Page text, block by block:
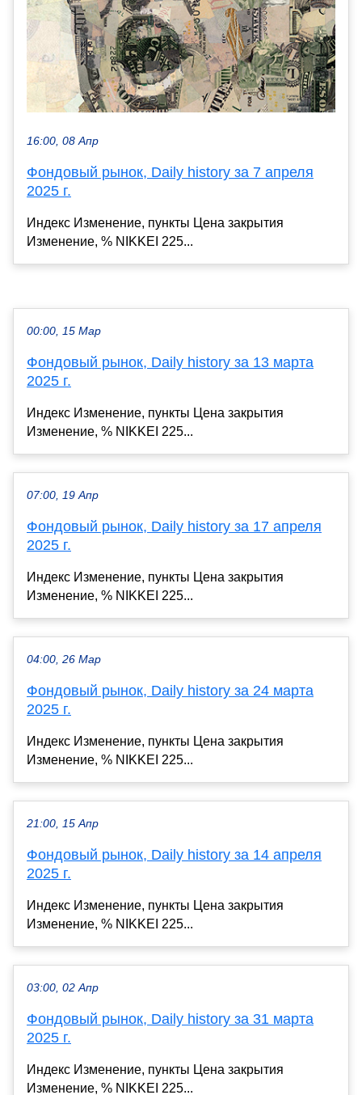
16:00, 08 Апр
Фондовый рынок, Daily history за 7 апреля
2025 г.
Индекс Изменение, пункты Цена закрытия
Изменение, % NIKKEI 225...
00:00, 15 Мар
Фондовый рынок, Daily history за 13 марта
2025 г.
Индекс Изменение, пункты Цена закрытия
Изменение, % NIKKEI 225...
07:00, 19 Апр
Фондовый рынок, Daily history за 17 апреля
2025 г.
Индекс Изменение, пункты Цена закрытия
Изменение, % NIKKEI 225...
04:00, 26 Мар
Фондовый рынок, Daily history за 24 марта
2025 г.
Индекс Изменение, пункты Цена закрытия
Изменение, % NIKKEI 225...
21:00, 15 Апр
Фондовый рынок, Daily history за 14 апреля
2025 г.
Индекс Изменение, пункты Цена закрытия
Изменение, % NIKKEI 225...
03:00, 02 Апр
Фондовый рынок, Daily history за 31 марта
2025 г.
Индекс Изменение, пункты Цена закрытия
Изменение, % NIKKEI 225...